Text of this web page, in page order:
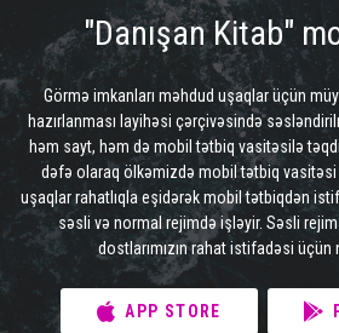
"Danışan Kitab"
Görmə imkanları məhdud uşaqlar üçün
hazırlanması layihəsi çərçivəsində
həm sayt, həm də mobil tətbiq vasitəsilə
dəfə olaraq ölkəmizdə mobil tətbiq
uşaqlar rahatlıqla eşidərək mobil tətbiqdən
səsli və normal rejimdə işləyir. Səsli
dostlarımızın rahat istifadəsi üçün
APP STORE